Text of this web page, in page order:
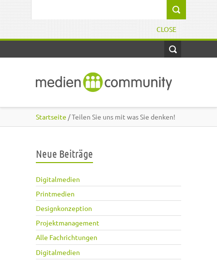
CLOSE
Startseite / Teilen Sie uns mit was Sie denken!
Neue Beiträge
Digitalmedien
Printmedien
Designkonzeption
Projektmanagement
Alle Fachrichtungen
Digitalmedien